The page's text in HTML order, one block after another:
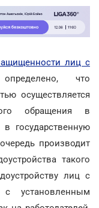
лиц с
что
осуществляется
обращения в
государственную
производит
такого
лиц с
установленным